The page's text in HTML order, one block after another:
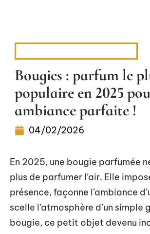
Bougies : parfum le
populaire en 2025
ambiance parfaite !
04/02/2026
En 2025, une bougie parfumée
plus de parfumer l’air. Elle
présence, façonne l’ambiance
scelle l’atmosphère d’un simple
bougie, ce petit objet devenu